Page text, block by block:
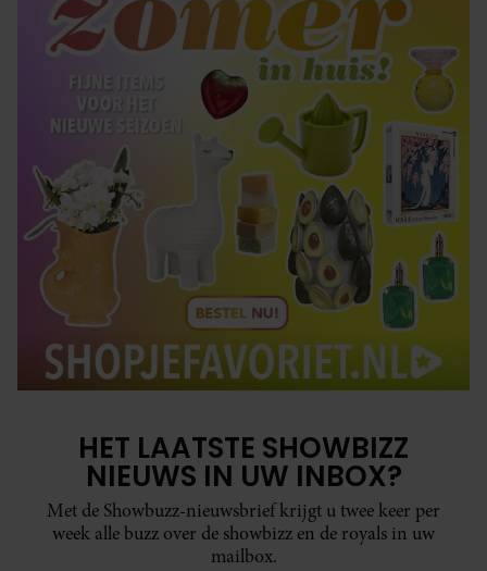
HET LAATSTE SHOWBIZZ
NIEUWS IN UW INBOX?
Met de Showbuzz-nieuwsbrief krijgt u twee keer per
week alle buzz over de showbizz en de royals in uw
mailbox.